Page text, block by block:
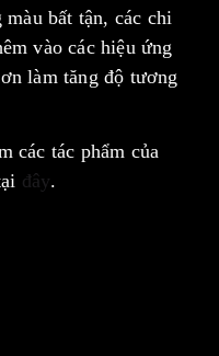
bất tận, các chi
vào các hiệu ứng
làm tăng độ tương
các tác phẩm của
đây.